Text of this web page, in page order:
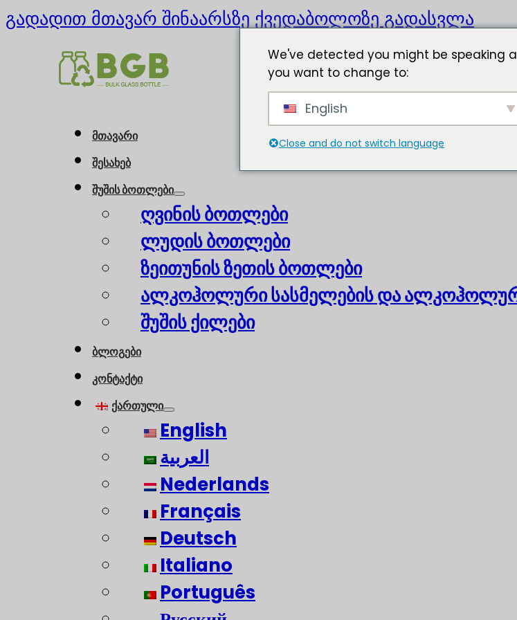
გადადით მთავარ შინაარსზექვედაბოლოზე გადასვლა
მთავარი
შესახებ
შუშის ბოთლები
ღვინის ბოთლები
ლუდის ბოთლები
ზეითუნის ზეთის ბოთლები
ალკოჰოლური სასმელების და
შუშის ქილები
ბლოგები
კონტაქტი
ქართული
English
العربية
Nederlands
Français
Deutsch
Italiano
Português
We've detected you might be speaking
you want to change to:
English
Close and do not switch language